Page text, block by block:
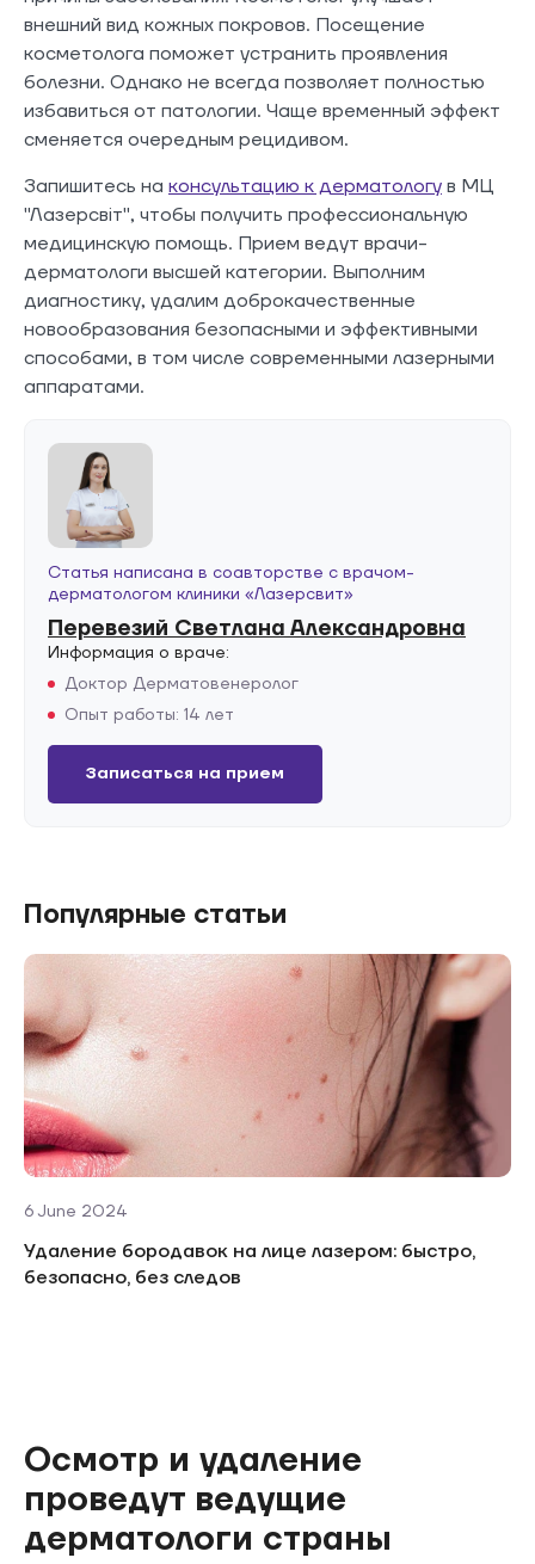
внешний вид кожных покровов. Посещение
косметолога поможет устранить проявления
болезни. Однако не всегда позволяет полностью
избавиться от патологии. Чаще временный эффект
сменяется очередным рецидивом.
Запишитесь на консультацию к дерматологу в МЦ
"Лазерсвіт", чтобы получить профессиональную
медицинскую помощь. Прием ведут врачи-
дерматологи высшей категории. Выполним
диагностику, удалим доброкачественные
новообразования безопасными и эффективными
способами, в том числе современными лазерными
аппаратами.
Статья написана в соавторстве с врачом-
дерматологом клиники «Лазерсвит»
Перевезий Светлана Александровна
Информация о враче:
Доктор Дерматовенеролог
Опыт работы: 14 лет
Записаться на прием
Популярные статьи
6 June 2024
Удаление бородавок на лице лазером: быстро,
безопасно, без следов
Осмотр и удаление
проведут ведущие
дерматологи страны